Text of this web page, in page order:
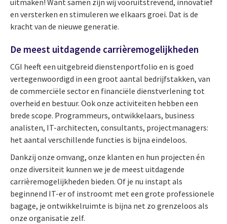
uitmaken! Want samen zijn wij vooruitstrevend, innovatief
en versterken en stimuleren we elkaars groei. Dat is de
kracht van de nieuwe generatie.
De meest uitdagende carrièremogelijkheden
CGI heeft een uitgebreid dienstenportfolio en is goed
vertegenwoordigd in een groot aantal bedrijfstakken, van
de commerciële sector en financiële dienstverlening tot
overheid en bestuur. Ook onze activiteiten hebben een
brede scope. Programmeurs, ontwikkelaars, business
analisten, IT-architecten, consultants, projectmanagers:
het aantal verschillende functies is bijna eindeloos.
Dankzij onze omvang, onze klanten en hun projecten én
onze diversiteit kunnen we je de meest uitdagende
carrièremogelijkheden bieden. Of je nu instapt als
beginnend IT-er of instroomt met een grote professionele
bagage, je ontwikkelruimte is bijna net zo grenzeloos als
onze organisatie zelf.